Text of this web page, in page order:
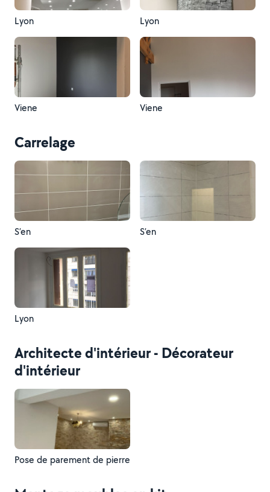
Lyon Lyon
Viene Viene
Carrelage
S’en S’en
Lyon
Architecte d'intérieur - Décorateur
d'intérieur
Pose de parement de pierre